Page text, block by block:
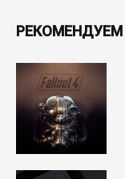
РЕКОМЕНДУЕМ